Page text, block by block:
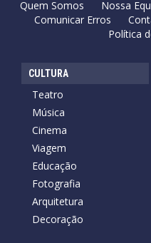
Quem Somos Nossa
Comunicar Erros
Política
CULTURA
Teatro
Música
Cinema
Viagem
Educação
Fotografia
Arquitetura
Decoração